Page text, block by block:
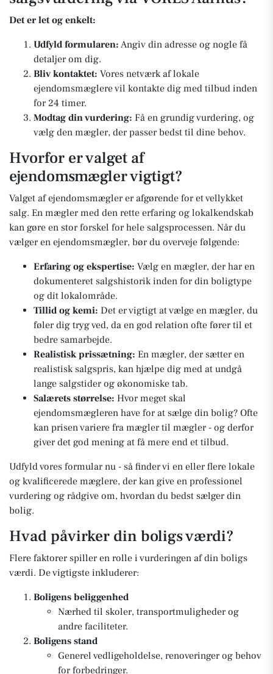
Det er let og enkelt:
Udfyld formularen: Angiv din adresse og nogle få
detaljer om dig.
Bliv kontaktet: Vores netværk af lokale
ejendomsmæglere vil kontakte dig med tilbud inden
for 24 timer.
Modtag din vurdering: Få en grundig vurdering, og
vælg den mægler, der passer bedst til dine behov.
Hvorfor er valget af
ejendomsmægler vigtigt?
Valget af ejendomsmægler er afgørende for et vellykket
salg. En mægler med den rette erfaring og lokalkendskab
kan gøre en stor forskel for hele salgsprocessen. Når du
vælger en ejendomsmægler, bør du overveje følgende:
Erfaring og ekspertise: Vælg en mægler, der har en
dokumenteret salgshistorik inden for din boligtype
og dit lokalområde.
Tillid og kemi: Det er vigtigt at vælge en mægler, du
føler dig tryg ved, da en god relation ofte fører til et
bedre samarbejde.
Realistisk prissætning: En mægler, der sætter en
realistisk salgspris, kan hjælpe dig med at undgå
lange salgstider og økonomiske tab.
Salærets størrelse: Hvor meget skal
ejendomsmægleren have for at sælge din bolig? Ofte
kan prisen variere fra mægler til mægler - og derfor
giver det god mening at få mere end et tilbud.
Udfyld vores formular nu - så finder vi en eller flere lokale
og kvalificerede mæglere, der kan give en professionel
vurdering og rådgive om, hvordan du bedst sælger din
bolig.
Hvad påvirker din boligs værdi?
Flere faktorer spiller en rolle i vurderingen af din boligs
værdi. De vigtigste inkluderer:
Boligens beliggenhed
Nærhed til skoler, transportmuligheder og
andre faciliteter.
Boligens stand
Generel vedligeholdelse, renoveringer og behov
for forbedringer.